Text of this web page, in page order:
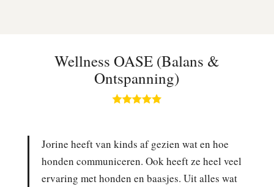
Wellness OASE (Balans &
Ontspanning)
Jorine heeft van kinds af gezien wat en hoe
honden communiceren. Ook heeft ze heel veel
ervaring met honden en baasjes. Uit alles wat